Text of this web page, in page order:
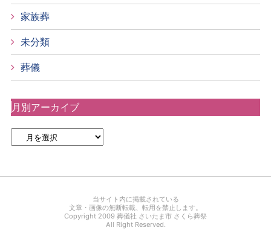
家族葬
未分類
葬儀
月別アーカイブ
当サイト内に掲載されている
文章・画像の無断転載、転用を禁止します。
Copyright 2009 葬儀社 さいたま市 さくら葬祭
All Right Reserved.